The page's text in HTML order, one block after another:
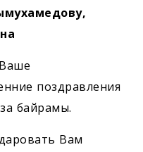
поздравления
байрамы.
Вам